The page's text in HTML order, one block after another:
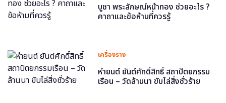
บูชา พระลักษณ์หน้าทอง ช่วยอะไร ?
คาถาและข้อห้ามที่ควรรู้
เครื่องราง
หำยนต์ ยันต์ศักดิ์สิทธิ์ สถาปัตยกรรม
เรือน – วัดล้านนา ขับไล่สิ่งชั่วร้าย